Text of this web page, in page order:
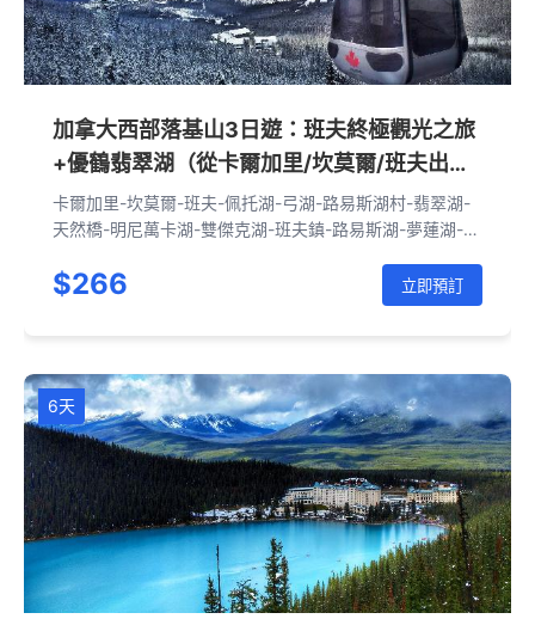
加拿大西部落基山3日遊：班夫終極觀光之旅
+優鶴翡翠湖（從卡爾加里/坎莫爾/班夫出發·
英文團）
卡爾加里-坎莫爾-班夫-佩托湖-弓湖-路易斯湖村-翡翠湖-
天然橋-明尼萬卡湖-雙傑克湖-班夫鎮-路易斯湖-夢蓮湖-班
$266 立即預訂
6天